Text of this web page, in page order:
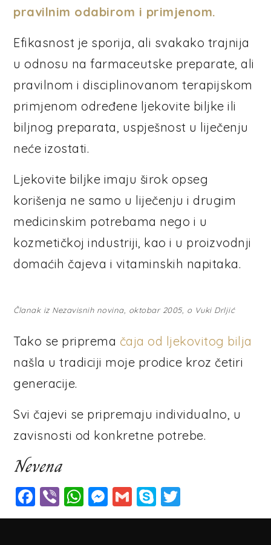
pravilnim odabirom i primjenom.
Efikasnost je sporija, ali svakako trajnija
u odnosu na farmaceutske preparate, ali
pravilnom i disciplinovanom terapijskom
primjenom određene ljekovite biljke ili
biljnog preparata, uspješnost u liječenju
neće izostati.
Ljekovite biljke imaju širok opseg
korišenja ne samo u liječenju i drugim
medicinskim potrebama nego i u
kozmetičkoj industriji, kao i u proizvodnji
domaćih čajeva i vitaminskih napitaka.
Članak iz Nezavisnih novina, oktobar 2005, o Vuki Drljić
Tako se priprema čaja od ljekovitog bilja
našla u tradiciji moje prodice kroz četiri
generacije.
Svi čajevi se pripremaju individualno, u
zavisnosti od konkretne potrebe.
Nevena
Facebook
ViberWhatsApp
Messenger
GmailSkype